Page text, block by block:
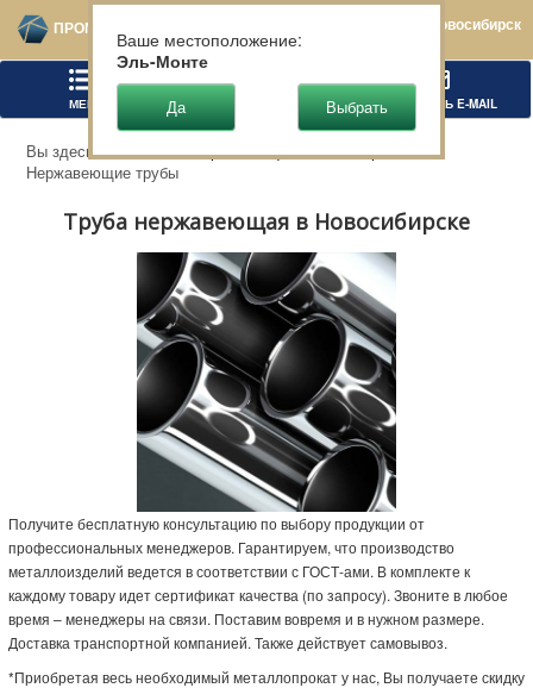
ПРОМТЕХСТАЛЬ Новосибирск
МЕНЮ НАПИСАТЬ E-MAIL
Вы здесь: Главная
Нержавеющий металлопрокат
Нержавеющие трубы
Труба нержавеющая в Новосибирске
Получите бесплатную консультацию по выбору продукции от
профессиональных менеджеров. Гарантируем, что производство
металлоизделий ведется в соответствии с ГОСТ-ами. В комплекте к
каждому товару идет сертификат качества (по запросу). Звоните в любое
время – менеджеры на связи. Поставим вовремя и в нужном размере.
Доставка транспортной компанией. Также действует самовывоз.
*Приобретая весь необходимый металлопрокат у нас, Вы получаете скидку
Ваше местоположение:
Эль-Монте